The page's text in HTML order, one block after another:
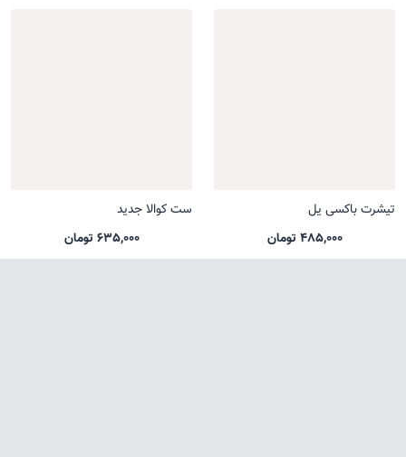
تیشرت باکسی یل
485,000 تومان
ست کوالا جدید
635,000 تومان